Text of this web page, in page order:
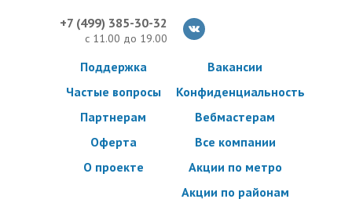
+7 (499) 385-30-32
с 11.00 до 19.00
Поддержка
Частые вопросы
Партнерам
Оферта
О проекте
Вакансии
Конфиденциальность
Вебмастерам
Все компании
Акции по метро
Акции по районам